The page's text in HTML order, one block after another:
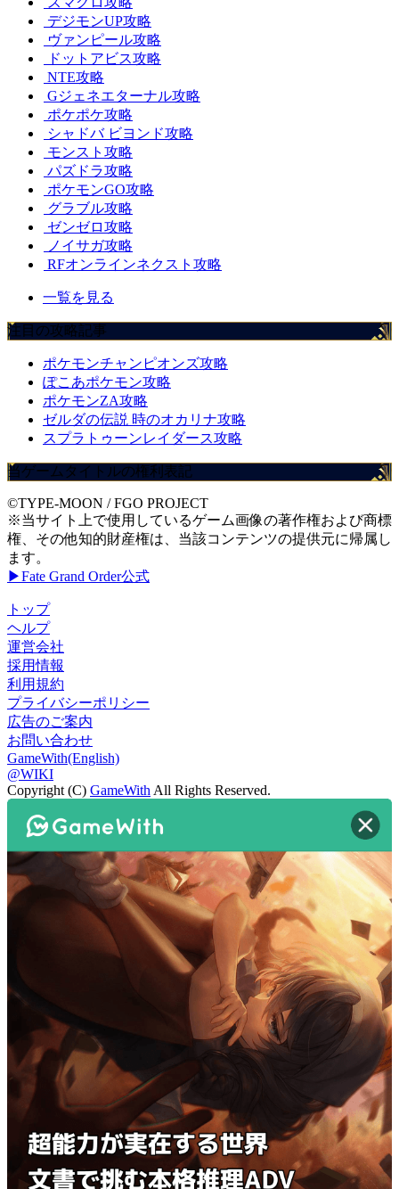
デジモンUP攻略
ヴァンピール攻略
ドットアビス攻略
NTE攻略
Gジェネエターナル攻略
ポケポケ攻略
シャドバ ビヨンド攻略
モンスト攻略
パズドラ攻略
ポケモンGO攻略
グラブル攻略
ゼンゼロ攻略
ノイサガ攻略
RFオンラインネクスト攻略
一覧を見る
注目の攻略記事
ポケモンチャンピオンズ攻略
ぽこあポケモン攻略
ポケモンZA攻略
ゼルダの伝説 時のオカリナ攻略
スプラトゥーンレイダース攻略
当ゲームタイトルの権利表記
©TYPE-MOON / FGO PROJECT
※当サイト上で使用しているゲーム画像の著作権および商標
権、その他知的財産権は、当該コンテンツの提供元に帰属し
ます。
▶Fate Grand Order公式
トップ
ヘルプ
運営会社
採用情報
利用規約
プライバシーポリシー
広告のご案内
お問い合わせ
GameWith(English)
@WIKI
Copyright (C) GameWith All Rights Reserved.